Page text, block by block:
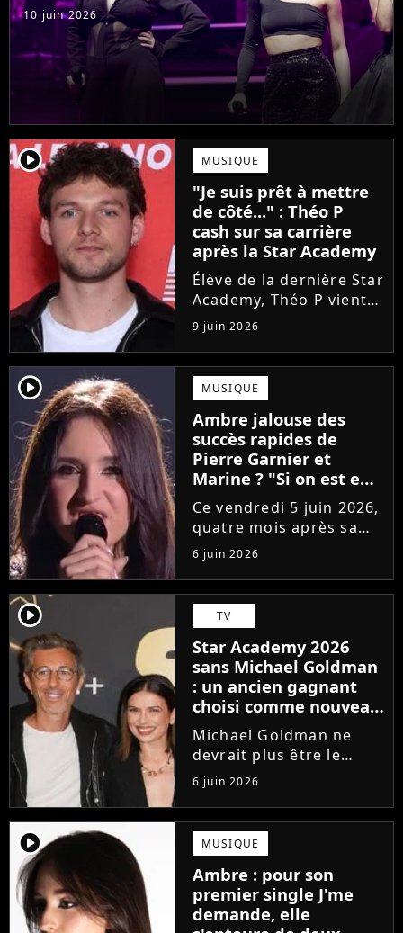
10 juin 2026
player2 MUSIQUE
"Je suis prêt à mettre
de côté..." : Théo P
cash sur sa carrière
après la Star Academy
Élève de la dernière Star
Academy, Théo P vient
de sortir son premier
single Garçon solide. En
interview, l'ancien
candidat se livre à
coeur ouvert sur
l'avenir incertain dans
le milieu...
9 juin 2026
player2 MUSIQUE
Ambre jalouse des
succès rapides de
Pierre Garnier et
Marine ? "Si on est en
compétition..."
Ce vendredi 5 juin 2026,
quatre mois après sa
victoire à la Star
Academy, Ambre a
dévoilé J'me demande,
son premier single. Une
chanson arrivée
tardivement vis-à-vis
des carrières...
6 juin 2026
player2 TV
Star Academy 2026
sans Michael Goldman
: un ancien gagnant
choisi comme nouveau
directeur ?
Michael Goldman ne
devrait plus être le
directeur de la Star
Academy lors de la
saison 2026. Et pour lui
succéder, c'est un
ancien gagnant de
l'émission de TF1 qui
sera aujourd'hui...
6 juin 2026
player2 MUSIQUE
Ambre : pour son
premier single J'me
demande, elle